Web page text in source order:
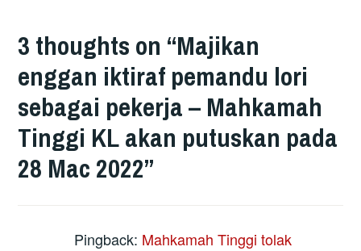
3 thoughts on “Majikan
enggan iktiraf pemandu lori
sebagai pekerja – Mahkamah
Tinggi KL akan putuskan pada
28 Mac 2022”
Pingback: Mahkamah Tinggi tolak